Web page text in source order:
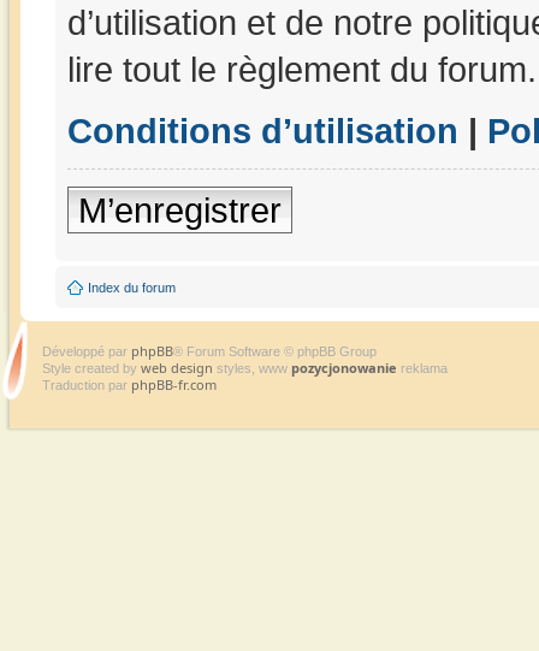
d’utilisation et de notre
lire tout le règlement du forum.
Conditions d’utilisation |
M’enregistrer
Index du forum
Développé par phpBB® Forum Software © phpBB Group
Style created by web design styles, www pozycjonowanie reklama
Traduction par phpBB-fr.com